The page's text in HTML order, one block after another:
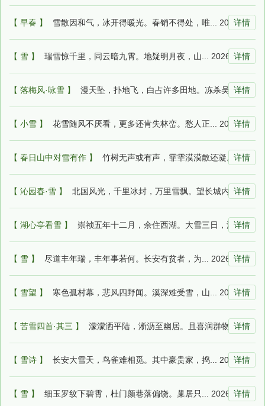
【 早春 】 雪散因和气，冰开得暖光。春销不得处，唯... 2026-07-11 20:33:31
详情
【 雪 】 瑞雪惊千里，同云暗九霄。地疑明月夜，山... 2026-07-11 19:28:58
详情
【 落梅风·咏雪 】 漫天坠，扑地飞，白占许多田地。冻杀吴民... 2026-07-10 23:40:44
详情
【 小雪 】 花雪随风不厌看，更多还肯失林峦。愁人正... 2026-07-10 08:48:59
详情
【 春日山中对雪有作 】 竹树无声或有声，霏霏漠漠散还凝。岭梅谢... 2026-07-10 06:52:14详情
【 沁园春·雪 】 北国风光，千里冰封，万里雪飘。望长城内... 2026-07-09 17:54:41
详情
【 湖心亭看雪 】 崇祯五年十二月，余住西湖。大雪三日，湖... 2026-07-09 17:31:13
详情
【 雪 】 尽道丰年瑞，丰年事若何。长安有贫者，为... 2026-07-09 12:34:55
详情
【 雪望 】 寒色孤村幕，悲风四野闻。溪深难受雪，山... 2026-07-09 12:06:11
详情
【 苦雪四首·其三 】 濛濛洒平陆，淅沥至幽居。且喜润群物，焉... 2026-07-09 11:36:08
详情
【 雪诗 】 长安大雪天，鸟雀难相觅。其中豪贵家，捣... 2026-07-09 10:43:06
详情
【 雪 】 细玉罗纹下碧霄，杜门颜巷落偏饶。巢居只... 2026-07-09 04:02:42
详情